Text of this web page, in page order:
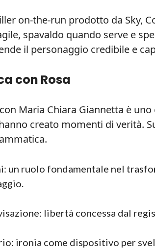
on-the-run prodotto da Sky,
spavaldo quando serve e
il personaggio credibile e
con Rosa
Maria Chiara Giannetta è
creato momenti di verità.
un ruolo fondamentale nel
libertà concessa dal
ironia come dispositivo per